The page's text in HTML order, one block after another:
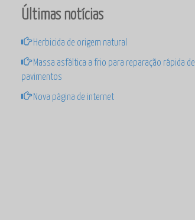
Últimas notícias
Herbicida de origem natural
Massa asfáltica a frio para reparação rápida de
pavimentos
Nova página de internet